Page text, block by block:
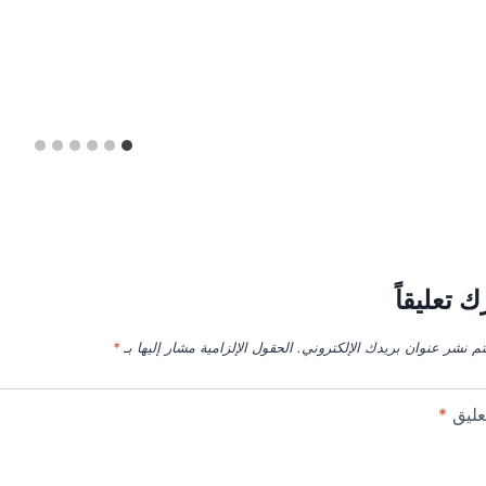
تعليقاً
نشر عنوان بريدك الإلكتروني. الحقول الإلزامية مشار إليها بـ*
*